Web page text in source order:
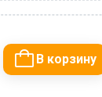
В корзину